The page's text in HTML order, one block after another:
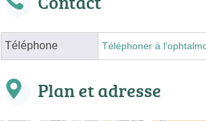
Téléphone Téléphoner à
Plan et adresse